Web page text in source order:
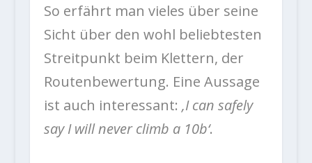
So erfährt man vieles über seine
Sicht über den wohl beliebtesten
Streitpunkt beim Klettern, der
Routenbewertung. Eine Aussage
ist auch interessant: ‚I can safely
say I will never climb a 10b‘.